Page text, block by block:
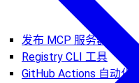
发布 MCP 服务器
Registry CLI 工具
GitHub Actions 自动化